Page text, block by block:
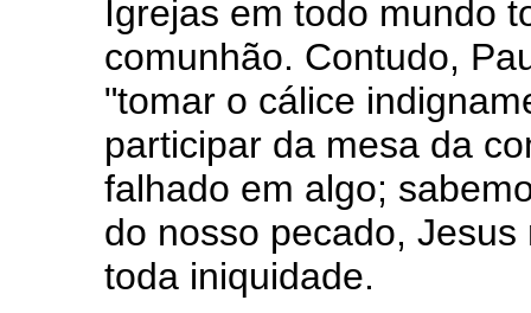
Igrejas em todo mundo
comunhão. Contudo,
"tomar o cálice
participar da mesa da
falhado em algo;
do nosso pecado,
toda iniquidade.